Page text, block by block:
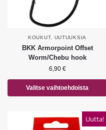
KOUKUT, UUTUUKSIA
BKK Armorpoint Offset
Worm/Chebu hook
6,90 €
Valitse vaihtoehdoista
Uutta!